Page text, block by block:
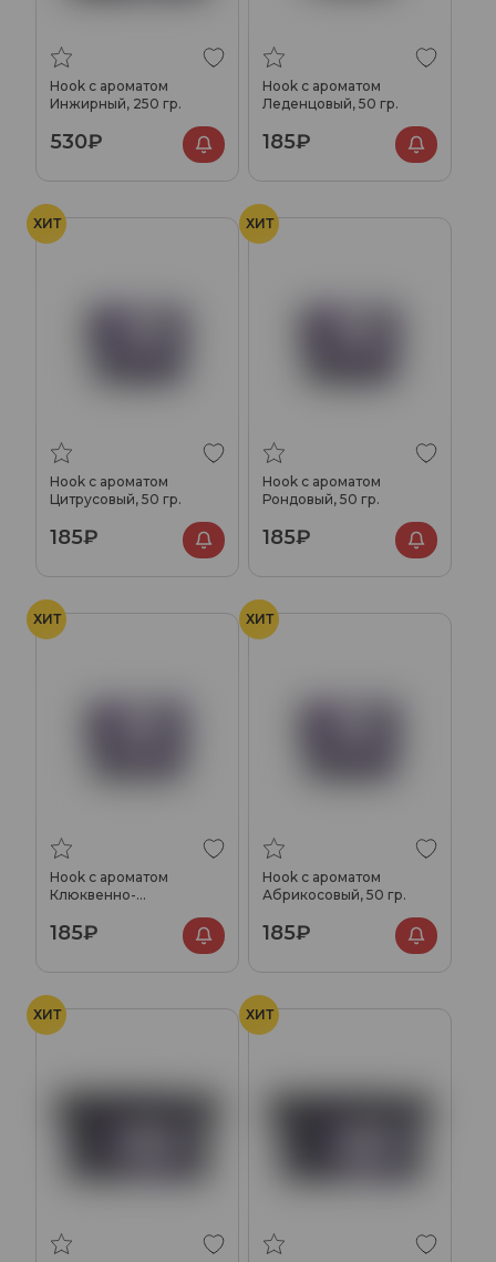
Hook с ароматом
Инжирный, 250 гр.
530₽
Hook с ароматом
Леденцовый, 50 гр.
185₽
ХИТ
Hook с ароматом
Цитрусовый, 50 гр.
185₽
ХИТ
Hook с ароматом
Рондовый, 50 гр.
185₽
ХИТ
Hook с ароматом
Клюквенно-
185₽
ХИТ
Hook с ароматом
Абрикосовый, 50 гр.
185₽
ХИТ ХИТ